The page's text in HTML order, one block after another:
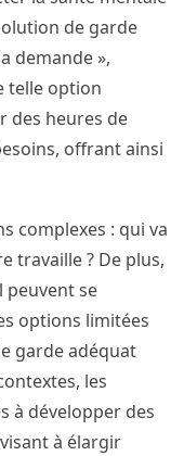
de garde
demande »,
telle option
des heures de
offrant ainsi
complexes : qui va
travaille ? De plus,
peuvent se
options limitées
garde adéquat
les
à développer des
à élargir